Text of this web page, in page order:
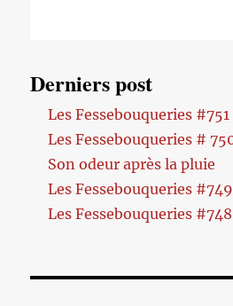
Derniers post
Les Fessebouqueries #751
Les Fessebouqueries #
Son odeur après la pluie
Les Fessebouqueries #749
Les Fessebouqueries #748